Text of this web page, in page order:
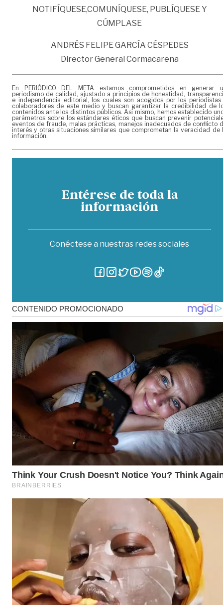
NOTIFÍQUESE,COMUNÍQUESE, PUBLÍQUESE Y
CÚMPLASE
ANDRÉS FELIPE GARCÍA CÉSPEDES
Director General Cormacarena
En PERIÓDICO DEL META estamos comprometidos en generar
periodismo de calidad, ajustado a principios de honestidad,
e independencia editorial, los cuales son acogidos por los periodistas
colaboradores de este medio y buscan garantizar la credibilidad de
contenidos ante los distintos públicos. Así mismo, hemos establecido
parámetros sobre los estándares éticos que buscan prevenir
eventos de fraude, malas prácticas, manejos inadecuados de conflicto
interés y otras situaciones similares que comprometan la veracidad de
información.
Entérese de toda la
información
Conéctese a nuestras redes sociales